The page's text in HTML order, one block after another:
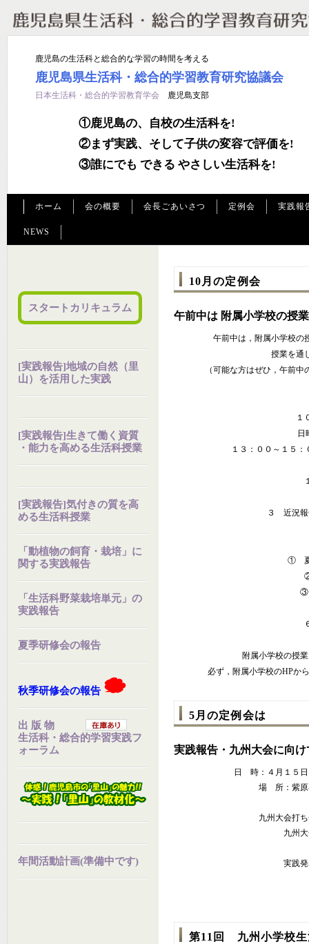
鹿児島の生活科と総合的な学習の時間を考える
鹿児島県生活科・総合的学習教育研究協議会
日本生活科・総合的学習教育学会 鹿児島支部
①鹿児島の、自校の生活科を!
②まず実践、そして子供の変容で評価を!
③誰にでも できる やさしい生活科を!
ホーム 会の概要 会長ごあいさつ 定例会 実践報
NEWS
スタートカリキュラム
[実践報告]地域の自然（里
山）を活用した実践
[実践報告]生きて働く資質
・能力を高める生活科授業
[実践報告]気付きの質を高
める生活科授業
「動植物の飼育・栽培」に
関する実践報告
「生活科野菜栽培単元」の
実践報告
夏季研修会の報告
秋季研修会の報告
出 版 物
生活科・総合的学習実践フ
ォーラム
年間活動計画(準備中です)
10月の定例会
午前中は 附属小学校の授
午前中は，附属小学校の
授業を通
（可能な方はぜひ，午前中
１
日
１３：００～１５：
３ 近況報
① 夏
②
③
附属小学校の授業
必ず，附属小学校のHPから
5月の定例会は
実践報告・九州大会に向け
日 時：４月１５日
場 所：紫原
九州大会打
九州
実践
第11回 九州小学校生